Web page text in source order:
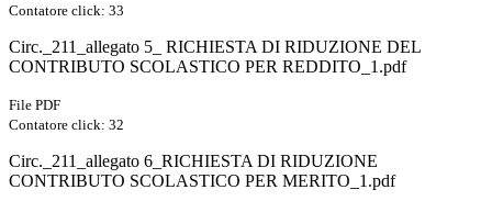
Contatore click: 33
Circ._211_allegato 5_ RICHIESTA DI RIDUZIONE DEL
CONTRIBUTO SCOLASTICO PER REDDITO_1.pdf
File PDF
Contatore click: 32
Circ._211_allegato 6_RICHIESTA DI RIDUZIONE
CONTRIBUTO SCOLASTICO PER MERITO_1.pdf